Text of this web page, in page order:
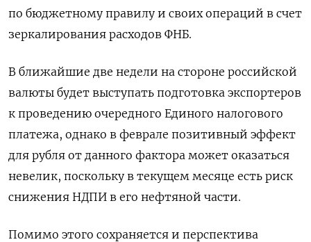
по бюджетному правилу и своих операций в счет
зеркалирования расходов ФНБ.
В ближайшие две недели на стороне российской
валюты будет выступать подготовка экспортеров
к проведению очередного Единого налогового
платежа, однако в феврале позитивный эффект
для рубля от данного фактора может оказаться
невелик, поскольку в текущем месяце есть риск
снижения НДПИ в его нефтяной части.
Помимо этого сохраняется и перспектива